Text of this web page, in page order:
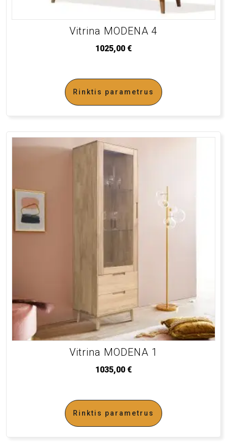
Vitrina MODENA 4
1025,00 €
Rinktis parametrus
Vitrina MODENA 1
1035,00 €
Rinktis parametrus